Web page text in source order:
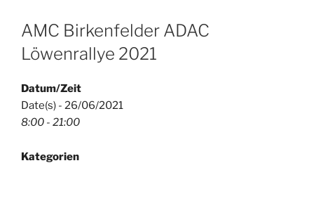
AMC Birkenfelder ADAC
Löwenrallye 2021
Datum/Zeit
Date(s) - 26/06/2021
8:00 - 21:00
Kategorien